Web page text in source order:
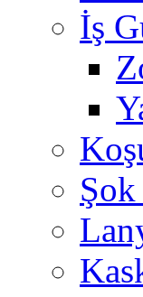
İş